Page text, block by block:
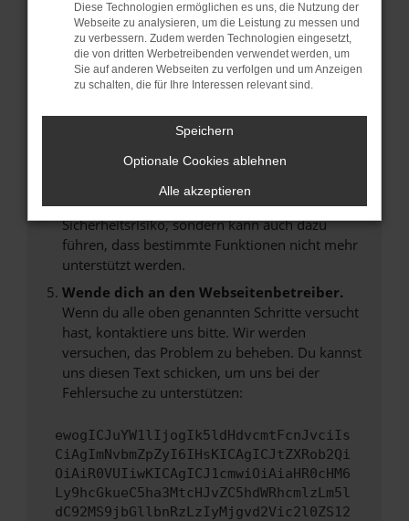
verhindern. Funktioniert die Seite in einem
anderen Browser oder in einem privaten
Fenster?
Starte dein Gerät neu.
Probleme zu beheben.
Betriebssystem auf dem neuesten Stand
Veraltete Software birgt nicht nur ein
Sicherheitsrisiko, sondern kann auch dazu
führen, dass bestimmte Funktionen nicht mehr
unterstützt werden.
Wende dich an den Webseitenbetreiber.
Wenn du alle oben genannten Schritte versucht
hast, kontaktiere uns bitte. Wir werden
versuchen, das Problem zu beheben. Du kannst
uns diesen Text schicken, um uns bei der
Fehlersuche zu unterstützen:
ewogICJuYW1lIjogIk5ldHdvcmtFcnJvciIs
CiAgImNvbmZpZyI6IHsKICAgICJtZXRob2Qi
OiAiR0VUIiwKICAgICJ1cmwiOiAiaHR0cHM6
Ly9hcGkueC5ha3MtcHJvZC5hdWRhcmlzLm5l
dC92MS9jbGllbnRzLzIyMjgvd2Vic2l0ZS12
Diese Technologien ermöglichen es uns, die Nutzung der
Webseite zu analysieren, um die Leistung zu messen und
zu verbessern. Zudem werden Technologien eingesetzt,
die von dritten Werbetreibenden verwendet werden, um
Sie auf anderen Webseiten zu verfolgen und um Anzeigen
zu schalten, die für Ihre Interessen relevant sind.
Speichern
Optionale Cookies ablehnen
Alle akzeptieren